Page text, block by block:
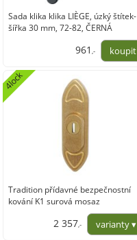
Sada klika klika LIÈGE, úzký štítek-
šířka 30 mm, 72-82, ČERNÁ
961,-
Tradition přídavné bezpečnostní
kování K1 surová mosaz
4lock
2 357,-